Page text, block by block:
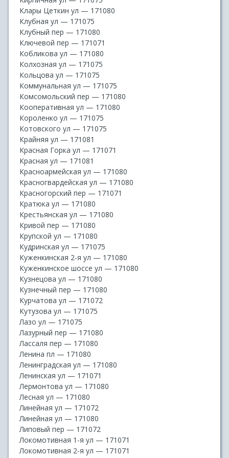
Клары Цеткин ул — 171080
Клубная ул — 171075
Клубный пер — 171080
Ключевой пер — 171071
Кобликова ул — 171080
Колхозная ул — 171075
Кольцова ул — 171075
Коммунальная ул — 171075
Комсомольский пер — 171080
Кооперативная ул — 171080
Короленко ул — 171075
Котовского ул — 171075
Крайняя ул — 171081
Красная Горка ул — 171071
Красная ул — 171081
Красноармейская ул — 171080
Красногвардейская ул — 171080
Красногорский пер — 171071
Кратюка ул — 171080
Крестьянская ул — 171080
Кривой пер — 171080
Крупской ул — 171080
Кудринская ул — 171075
Куженкинская 2-я ул — 171080
Куженкинское шоссе ул — 171080
Кузнецова ул — 171080
Кузнечный пер — 171080
Курчатова ул — 171072
Кутузова ул — 171075
Лазо ул — 171075
Лазурный пер — 171080
Лассаля пер — 171080
Ленина пл — 171080
Ленинградская ул — 171080
Ленинская ул — 171071
Лермонтова ул — 171080
Лесная ул — 171080
Линейная ул — 171072
Линейная ул — 171080
Липовый пер — 171072
Локомотивная 1-я ул — 171071
Локомотивная 2-я ул — 171071